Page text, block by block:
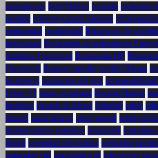
ransomware Real Madrid reciclaje recitación
pantalla reforma judicial Sánchez
sentimental rentabilidad Reparacion de
impresoras Reparación de ordenadores
portátiles Fuengirola Reparación HP
Fuengirola Reparar pantalla portátil Málaga
resistencia resolución del juez
Felipe VI ritmo circadiano Rosalía Madrid
histórico récords de Messi Sabadell salud
infantil salud infantil salud mental salud
mantenimiento portátiles Seguridad seguridad
digital seguridad informática seguridad
seguridad vial seguridad wifi selecciones